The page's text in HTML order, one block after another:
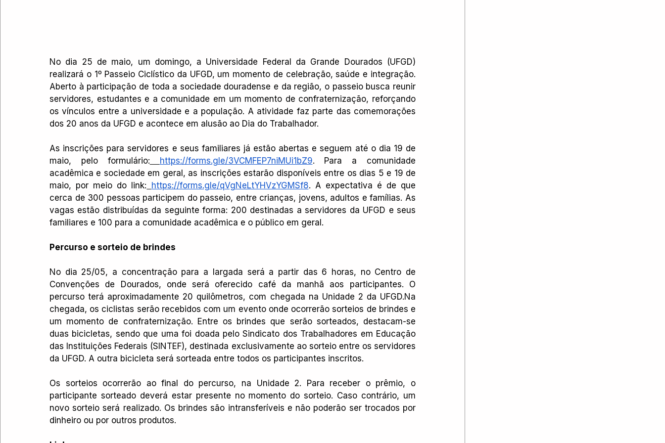
No dia 25 de maio, um domingo, a Universidade Federal da Grande Dourados (UFGD)
realizará o 1º Passeio Ciclístico da UFGD, um momento de celebração, saúde e integração.
Aberto à participação de toda a sociedade douradense e da região, o passeio busca reunir
servidores, estudantes e a comunidade em um momento de confraternização, reforçando
os vínculos entre a universidade e a população. A atividade faz parte das comemorações
dos 20 anos da UFGD e acontece em alusão ao Dia do Trabalhador.
As inscrições para servidores e seus familiares já estão abertas e seguem até o dia 19 de
maio, pelo formulário:
https://forms.gle/3VCMFEP7niMUi1bZ9. Para a comunidade
acadêmica e sociedade em geral, as inscrições estarão disponíveis entre os dias 5 e 19 de
maio, por meio do link:
https://forms.gle/qVgNeLtYHVzYGMSf8. A expectativa é de que
cerca de 300 pessoas participem do passeio, entre crianças, jovens, adultos e famílias. As
vagas estão distribuídas da seguinte forma: 200 destinadas a servidores da UFGD e seus
familiares e 100 para a comunidade acadêmica e o público em geral.
Percurso e sorteio de brindes
No dia 25/05, a concentração para a largada será a partir das 6 horas, no Centro de
Convenções de Dourados, onde será oferecido café da manhã aos participantes. O
percurso terá aproximadamente 20 quilômetros, com chegada na Unidade 2 da UFGD.Na
chegada, os ciclistas serão recebidos com um evento onde ocorrerão sorteios de brindes e
um momento de confraternização. Entre os brindes que serão sorteados, destacam-se
duas bicicletas, sendo que uma foi doada pelo Sindicato dos Trabalhadores em Educação
das Instituições Federais (SINTEF), destinada exclusivamente ao sorteio entre os servidores
da UFGD. A outra bicicleta será sorteada entre todos os participantes inscritos.
Os sorteios ocorrerão ao final do percurso, na Unidade 2. Para receber o prêmio, o
participante sorteado deverá estar presente no momento do sorteio. Caso contrário, um
novo sorteio será realizado. Os brindes são intransferíveis e não poderão ser trocados por
dinheiro ou por outros produtos.